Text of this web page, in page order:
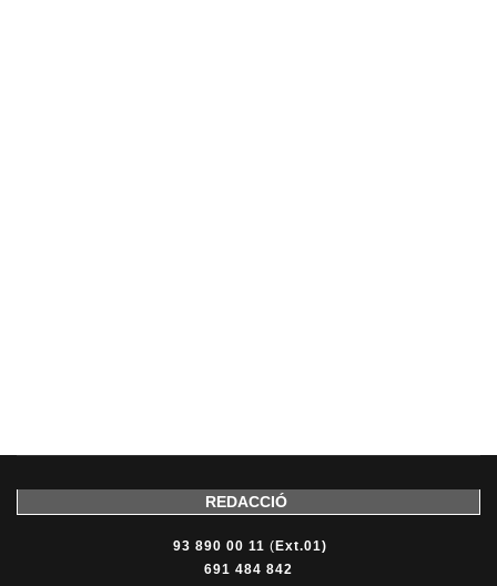
REDACCIÓ
93 890 00 11 ( Ext.01)
691 484 842